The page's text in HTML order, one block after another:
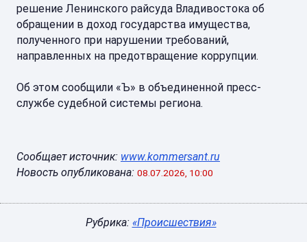
решение Ленинского райсуда Владивостока об
обращении в доход государства имущества,
полученного при нарушении требований,
направленных на предотвращение коррупции.
Об этом сообщили «Ъ» в объединенной пресс-
службе судебной системы региона.
Сообщает источник: www.kommersant.ru
Новость опубликована: 08.07.2026, 10:00
Рубрика: «Происшествия»